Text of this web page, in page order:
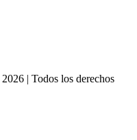
2026 |Todos los derechos